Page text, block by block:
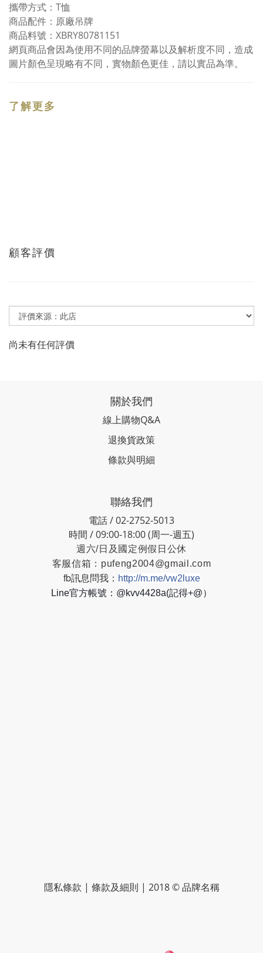
攜帶方式：T恤
商品配件：原廠吊牌
商品料號：XBRY80781151
網頁商品會因為使用不同的品牌螢幕以及解析度不同，造成
圖片顏色呈現略有不同，實物顏色更佳，請以實品為準。
了解更多
顧客評價
尚未有任何評價
關於我們
線上購物Q&A
退換貨政策
條款與明細
聯絡我們
電話 / 02-2752-5013
時間 / 09:00-18:00 (周一-週五)
週六/日及國定例假日公休
客服信箱： pufeng2004@gmail.com
fb訊息問我： http://m.me/vw2luxe
Line官方帳號：@kvv4428a(記得+@）
隱私條款 | 條款及細則 | 2018 © 品牌名稱